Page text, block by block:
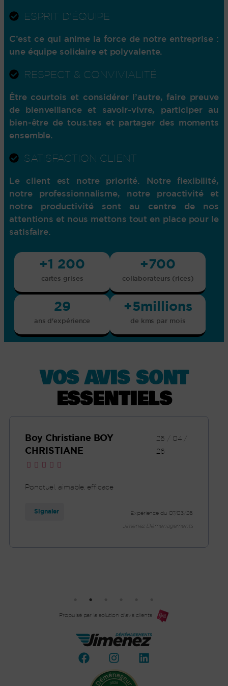
ESPRIT D'ÉQUIPE
C’est ce qui anime la force de notre entreprise :
une équipe solidaire et polyvalente.
RESPECT & CONVIVIALITÉ
Être courtois et considérer l’autre, faire preuve
de bienveillance et savoir-vivre, participer au
bien-être de tous.tes et partager des moments
ensemble.
SATISFACTION CLIENT
Le client est notre priorité. Notre flexibilité,
notre professionnalisme, notre proactivité et
notre productivité sont au centre de nos
attentions et nous mettons tout en place pour le
satisfaire.
cartes grises
+1 200
collaborateurs (rices)
+700
ans d'expérience
29
de kms par mois
+5millions
VOS AVIS SONT
ESSENTIELS
Boy Christiane BOY
CHRISTIANE
26 / 04 /
26
Ponctuel, aimable, efficace
Signaler
Expérience du 07/03/26
Jimenez Déménagements
Propulsé par la solution d'avis clients